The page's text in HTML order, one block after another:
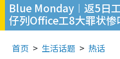
Blue Monday︱返5日
仔列Office工8大罪状惨
首页 生活话题 热话